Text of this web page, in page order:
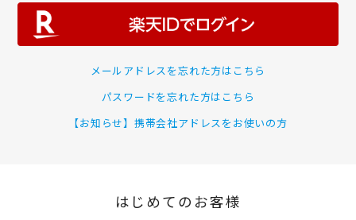
メールアドレスを忘れた方はこちら
パスワードを忘れた方はこちら
【お知らせ】携帯会社アドレスをお使いの方
はじめてのお客様